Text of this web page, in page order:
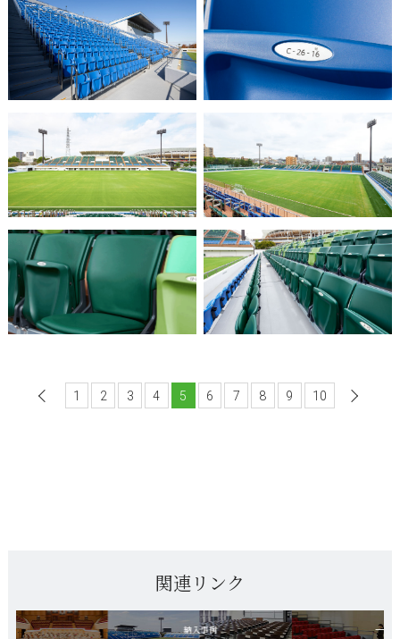
前へ
1 2 3 4 5 6 7 8 9 10
関連リンク